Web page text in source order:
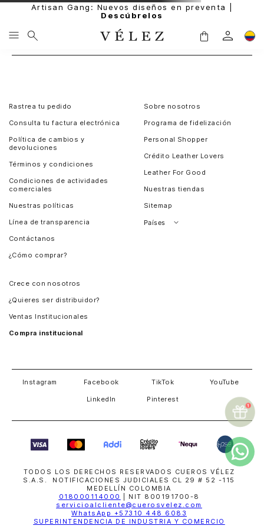
Artisan Gang: Nuevos diseños en preventa |
Descúbrelos
Rastrea tu pedido
Consulta tu factura electrónica
Política de cambios y
devoluciones
Términos y condiciones
Condiciones de actividades
comerciales
Nuestras políticas
Línea de transparencia
Contáctanos
¿Cómo comprar?
Sobre nosotros
Programa de fidelización
Personal Shopper
Crédito Leather Lovers
Leather For Good
Nuestras tiendas
Sitemap
Países
Crece con nosotros
¿Quieres ser distribuidor?
Ventas Institucionales
Compra institucional
Instagram Facebook TikTok YouTube
LinkedIn Pinterest
TODOS LOS DERECHOS RESERVADOS CUEROS VÉLEZ
S.A.S. NOTIFICACIONES JUDICIALES CL 29 # 52 -115
MEDELLÍN COLOMBIA
018000114000
| NIT 800191700-8
servicioalcliente@cuerosvelez.com
WhatsApp +57310 448 6083
SUPERINTENDENCIA DE INDUSTRIA Y COMERCIO